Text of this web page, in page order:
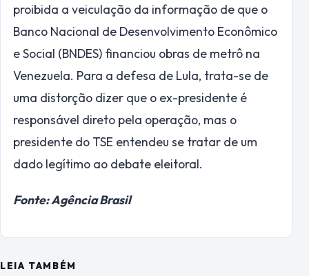
proibida a veiculação da informação de que o
Banco Nacional de Desenvolvimento Econômico
e Social (BNDES) financiou obras de metrô na
Venezuela. Para a defesa de Lula, trata-se de
uma distorção dizer que o ex-presidente é
responsável direto pela operação, mas o
presidente do TSE entendeu se tratar de um
dado legítimo ao debate eleitoral.
Fonte: Agência Brasil
LEIA TAMBÉM